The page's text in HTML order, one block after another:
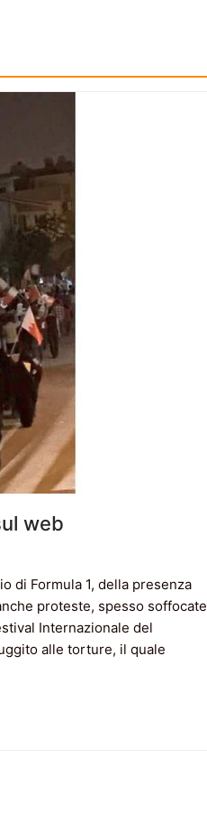
web
di Formula 1, della presenza
proteste, spesso soffocate
Internazionale del
alle torture, il quale